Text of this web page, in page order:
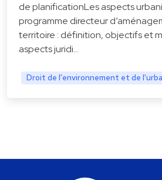
de planificationLes aspects
programme directeur
territoire : définition, objectifs et
aspects juridi…
Droit de l'environnement et de